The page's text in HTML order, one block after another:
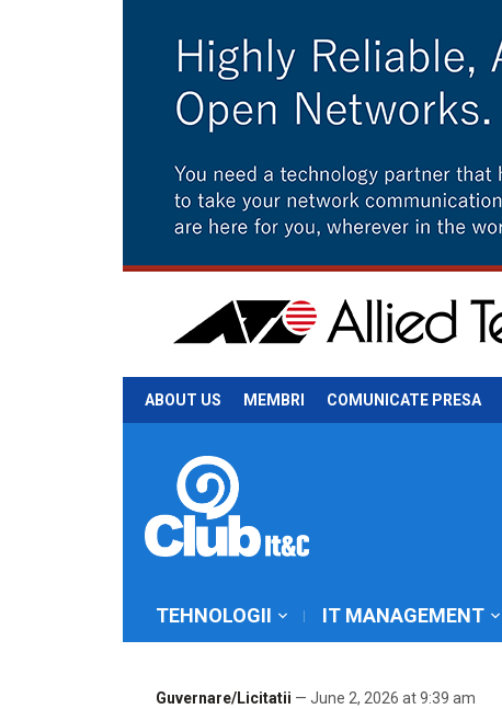
ABOUT US MEMBRI COMUNICATE PRESA
TEHNOLOGII IT MANAGEMENT
Guvernare/Licitatii — June 2, 2026 at 9:39 am